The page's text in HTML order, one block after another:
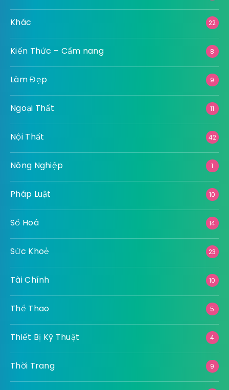
Khác 22
Kiến Thức – Cẩm nang 8
Làm Đẹp 9
Ngoại Thất 11
Nội Thất 42
Nông Nghiệp 1
Pháp Luật 10
Số Hoá 14
Sức Khoẻ 23
Tài Chính 10
Thể Thao 5
Thiết Bị Kỹ Thuật 4
Thời Trang 9